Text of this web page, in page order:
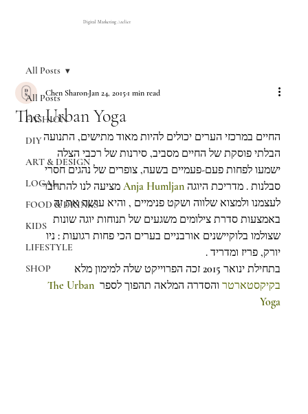
Digital Marketing Atelier
All Posts
FASHION
DIY
ART & DESIGN
LOCAL
FOOD & DRINKS
KIDS
LIFESTYLE
SHOP
All Posts
The Urban Yoga
Chen SharonJan 24, 20151 min read
החיים במרכזי הערים יכולים להיות מאוד מתישים, התנועה
הבלתי פוסקת של החיים מסביב, סירנות של רכבי הצלה
ישמעו לפחות פעם-פעמיים בשעה, צופרים של נהגים חסרי
סבלנות . מדריכת היוגה Anja Humljan מציעה לנו להתחבר
לעצמנו ולמצוא שלווה ושקט פנימיים , והיא עושה את זה
באמצעות סדרת צילומים משגעים של תנוחות יוגה שונות
שצולמו בלוקיישנים אורבניים בערים הכי פחות רגועות : ניו
יורק, פריז ומדריד .
בתחילת ינואר 2015 זכה הפרוייקט שלה למימון מלא
בקיקסטארטר והסדרה המלאה תהפוך לספר The Urban
Yoga